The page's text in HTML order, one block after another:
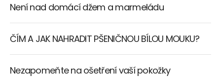
Není nad domácí džem a marmeládu
ČÍM A JAK NAHRADIT PŠENIČNOU BÍLOU MOUKU?
Nezapomeňte na ošetření vaší pokožky